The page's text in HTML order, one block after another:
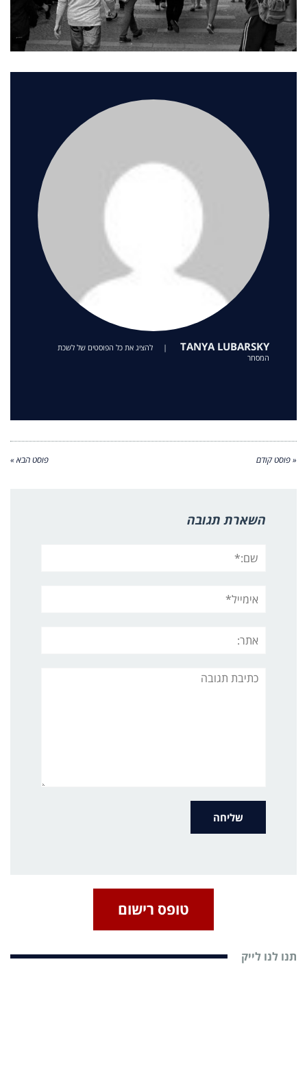
TANYA LUBARSKY
|
להציג את כל הפוסטים של לשכת
המסחר
« פוסט קודם פוסט הבא »
השארת תגובה
תגובה
טופס רישום
תנו לנו לייק